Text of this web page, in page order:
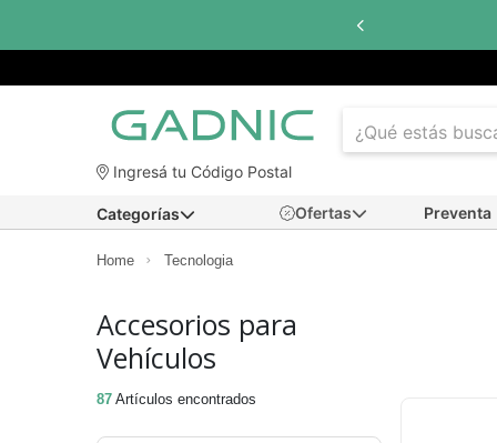
6 cuotas sin interés
Ingresá tu Código Postal
Ofertas Preventa
Categorías
Home Tecnologia
Accesorios para
Vehículos
87 Artículos encontrados